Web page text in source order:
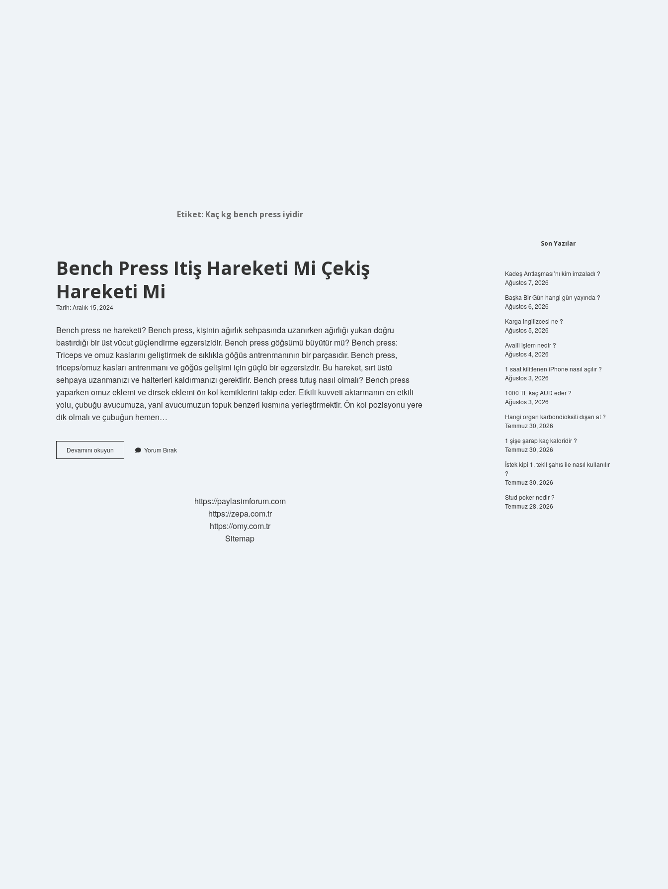
Etiket: Kaç kg bench press iyidir
Bench Press Itiş Hareketi Mi Çekiş
Hareketi Mi
Tarih: Aralık 15, 2024
Bench press ne hareketi? Bench press, kişinin ağırlık sehpasında uzanırken ağırlığı yukarı doğru
bastırdığı bir üst vücut güçlendirme egzersizidir. Bench press göğsümü büyütür mü? Bench press:
Triceps ve omuz kaslarını geliştirmek de sıklıkla göğüs antrenmanının bir parçasıdır. Bench press,
triceps/omuz kasları antrenmanı ve göğüs gelişimi için güçlü bir egzersizdir. Bu hareket, sırt üstü
sehpaya uzanmanızı ve halterleri kaldırmanızı gerektirir. Bench press tutuş nasıl olmalı? Bench press
yaparken omuz eklemi ve dirsek eklemi ön kol kemiklerini takip eder. Etkili kuvveti aktarmanın en etkili
yolu, çubuğu avucumuza, yani avucumuzun topuk benzeri kısmına yerleştirmektir. Ön kol pozisyonu yere
dik olmalı ve çubuğun hemen…
Devamını okuyun
Press
Yorum Bırak
https://paylasimforum.com
https://zepa.com.tr
https://omy.com.tr
Sitemap
Son Yazılar
Kadeş Antlaşması’nı kim imzaladı ?
Ağustos 7, 2026
Başka Bir Gün hangi gün yayında ?
Ağustos 6, 2026
Karga ingilizcesi ne ?
Ağustos 5, 2026
Avalli işlem nedir ?
Ağustos 4, 2026
1 saat kilitlenen iPhone nasıl açılır ?
Ağustos 3, 2026
1000 TL kaç AUD eder ?
Ağustos 3, 2026
Hangi organ karbondioksiti dışarı at ?
Temmuz 30, 2026
1 şişe şarap kaç kaloridir ?
Temmuz 30, 2026
İstek kipi 1. tekil şahıs ile nasıl kullanılır
?
Temmuz 30, 2026
Stud poker nedir ?
Temmuz 28, 2026